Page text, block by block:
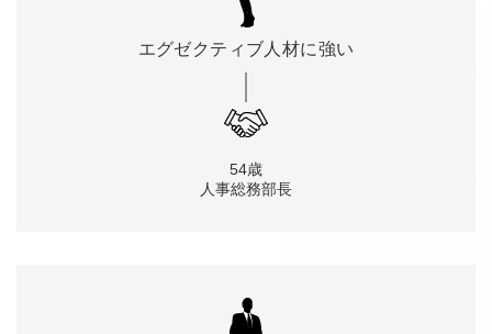
エグゼクティブ人材に強い
54歳
人事総務部長